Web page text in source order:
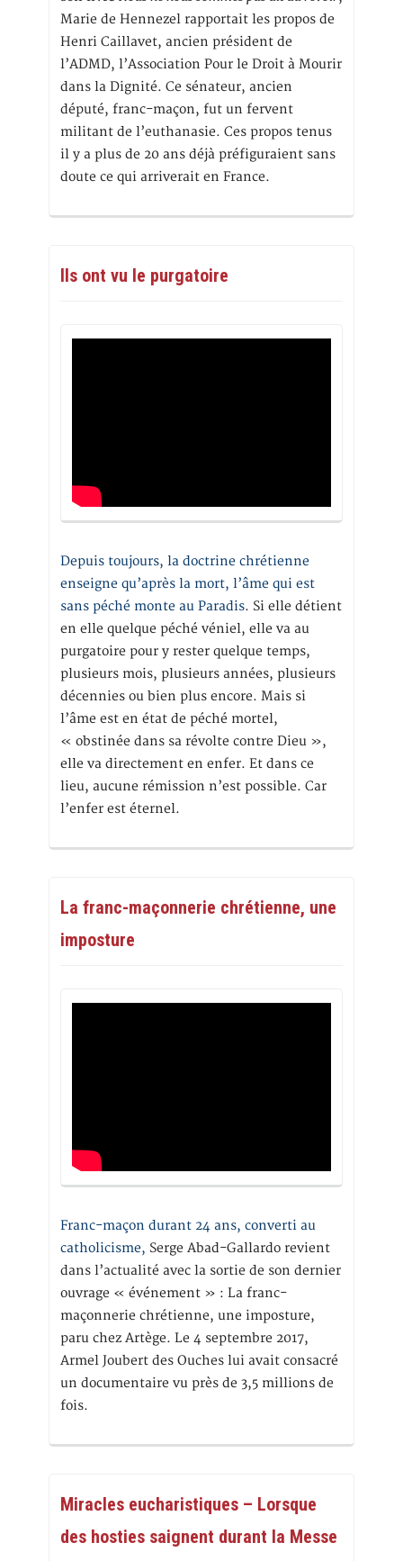
Marie de Hennezel rapportait les propos de
Henri Caillavet, ancien président de
l’ADMD, l’Association Pour le Droit à Mourir
dans la Dignité. Ce sénateur, ancien
député, franc-maçon, fut un fervent
militant de l’euthanasie. Ces propos tenus
il y a plus de 20 ans déjà préfiguraient sans
doute ce qui arriverait en France.
Ils ont vu le purgatoire
Depuis toujours, la doctrine chrétienne
enseigne qu’après la mort, l’âme qui est
sans péché monte au Paradis. Si elle détient
en elle quelque péché véniel, elle va au
purgatoire pour y rester quelque temps,
plusieurs mois, plusieurs années, plusieurs
décennies ou bien plus encore. Mais si
l’âme est en état de péché mortel,
« obstinée dans sa révolte contre Dieu »,
elle va directement en enfer. Et dans ce
lieu, aucune rémission n’est possible. Car
l’enfer est éternel.
La franc-maçonnerie chrétienne, une
imposture
Franc-maçon durant 24 ans, converti au
catholicisme, Serge Abad-Gallardo revient
dans l’actualité avec la sortie de son dernier
ouvrage « événement » : La franc-
maçonnerie chrétienne, une imposture,
paru chez Artège. Le 4 septembre 2017,
Armel Joubert des Ouches lui avait consacré
un documentaire vu près de 3,5 millions de
fois.
Miracles eucharistiques – Lorsque
des hosties saignent durant la Messe